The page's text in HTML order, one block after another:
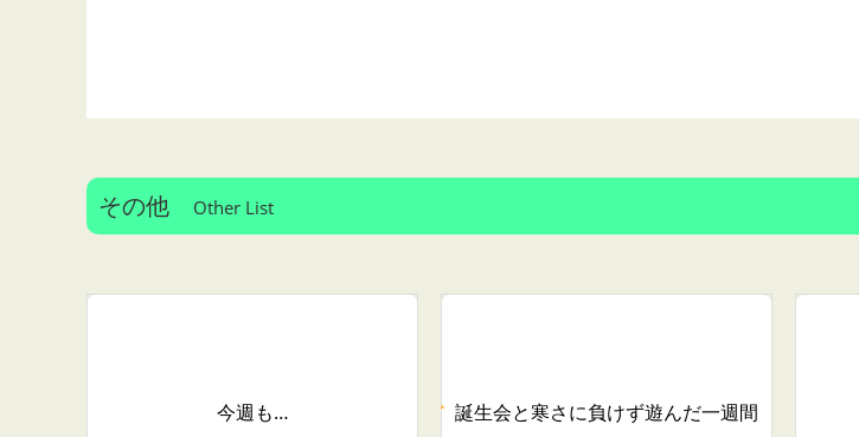
その他 Other List
今週も… 誕生会と寒さに負けず遊んだ一週間